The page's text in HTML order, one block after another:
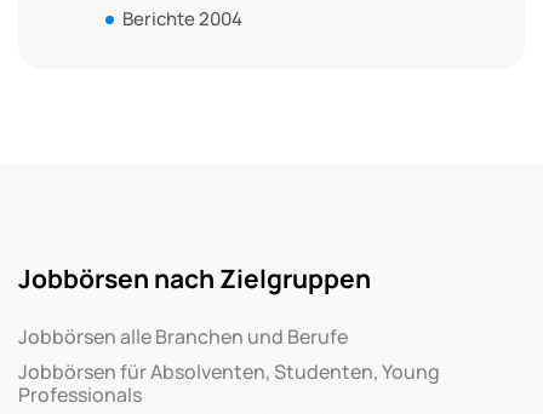
Berichte 2004
Jobbörsen nach Zielgruppen
Jobbörsen alle Branchen und Berufe
Jobbörsen für Absolventen, Studenten, Young
Professionals